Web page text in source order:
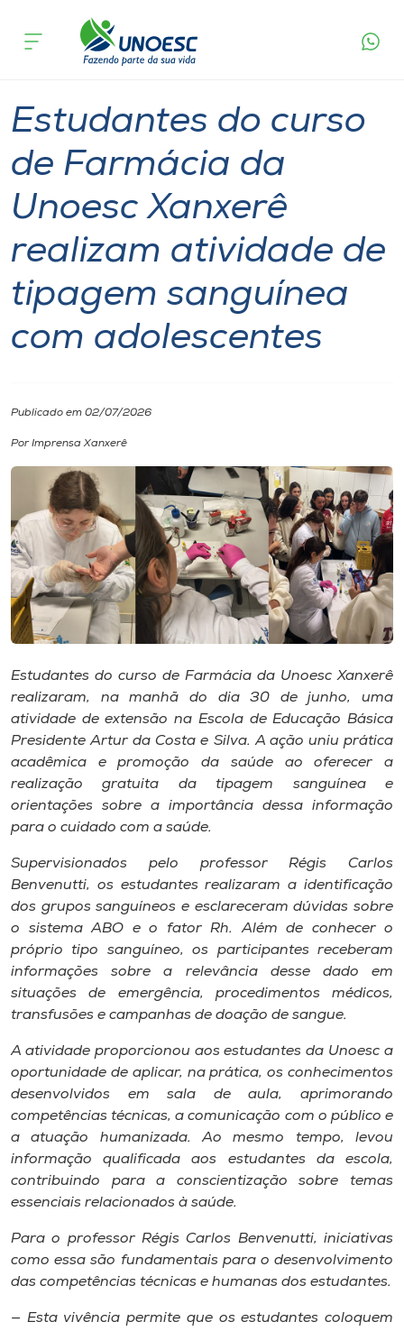
Cursos
Pesquisa
Atendimento ao Estudante
Portal de Ensino
Unoesc
I.nova
Diplomados
Cultura
CPA
Editora
Rádio
Museu
Unoesc
Store
Selecione
o idioma
A+
A-
acontece
sanguínea com adolescentes
Ensino
Estudantes do curso
de Farmácia da
Unoesc Xanxerê
realizam atividade de
tipagem sanguínea
com adolescentes
Publicado em 02/07/2026
Por Imprensa Xanxerê
Estudantes do curso de Farmácia da Unoesc Xanxerê
realizaram, na manhã do dia 30 de junho, uma
atividade de extensão na Escola de Educação Básica
Presidente Artur da Costa e Silva. A ação uniu prática
acadêmica e promoção da saúde ao oferecer a
realização gratuita da tipagem sanguínea e
orientações sobre a importância dessa informação
para o cuidado com a saúde.
Supervisionados pelo professor Régis Carlos
Benvenutti, os estudantes realizaram a identificação
dos grupos sanguíneos e esclareceram dúvidas sobre
o sistema ABO e o fator Rh. Além de conhecer o
próprio tipo sanguíneo, os participantes receberam
informações sobre a relevância desse dado em
situações de emergência, procedimentos médicos,
transfusões e campanhas de doação de sangue.
A atividade proporcionou aos estudantes da Unoesc a
oportunidade de aplicar, na prática, os conhecimentos
desenvolvidos em sala de aula, aprimorando
competências técnicas, a comunicação com o público e
a atuação humanizada. Ao mesmo tempo, levou
informação qualificada aos estudantes da escola,
contribuindo para a conscientização sobre temas
essenciais relacionados à saúde.
Para o professor Régis Carlos Benvenutti, iniciativas
como essa são fundamentais para o desenvolvimento
das competências técnicas e humanas dos estudantes.
— Esta vivência permite que os estudantes coloquem